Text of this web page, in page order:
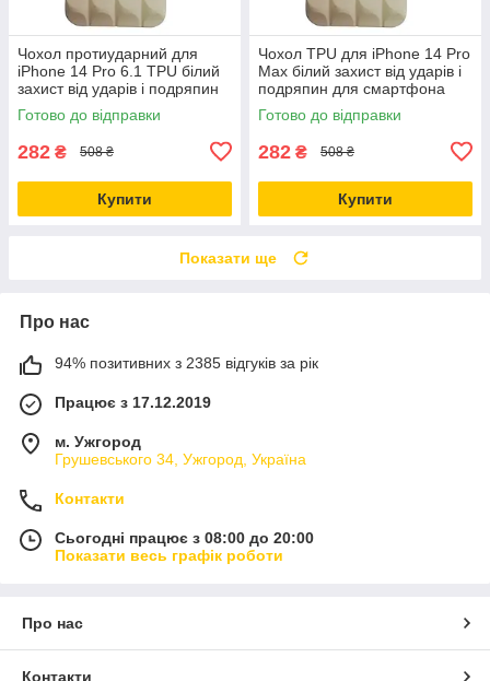
Чохол протиударний для
iPhone 14 Pro 6.1 TPU білий
захист від ударів і подряпин
Готово до відправки
282 ₴ 508 ₴
Купити
Чохол TPU для iPhone 14 Pro
Max білий захист від ударів і
подряпин для смартфона
Готово до відправки
282 ₴ 508 ₴
Купити
Показати ще
Про нас
94% позитивних з 2385 відгуків за рік
Працює з 17.12.2019
м. Ужгород
Грушевського 34, Ужгород, Україна
Контакти
Сьогодні працює з 08:00 до 20:00
Показати весь графік роботи
Про нас
Контакти